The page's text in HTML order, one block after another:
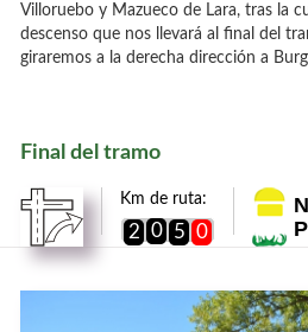
Villoruebo y Mazueco de Lara, tras la
descenso que nos llevará al final del
giraremos a la derecha dirección a
Final del tramo
Km de ruta:
2 0 5 0